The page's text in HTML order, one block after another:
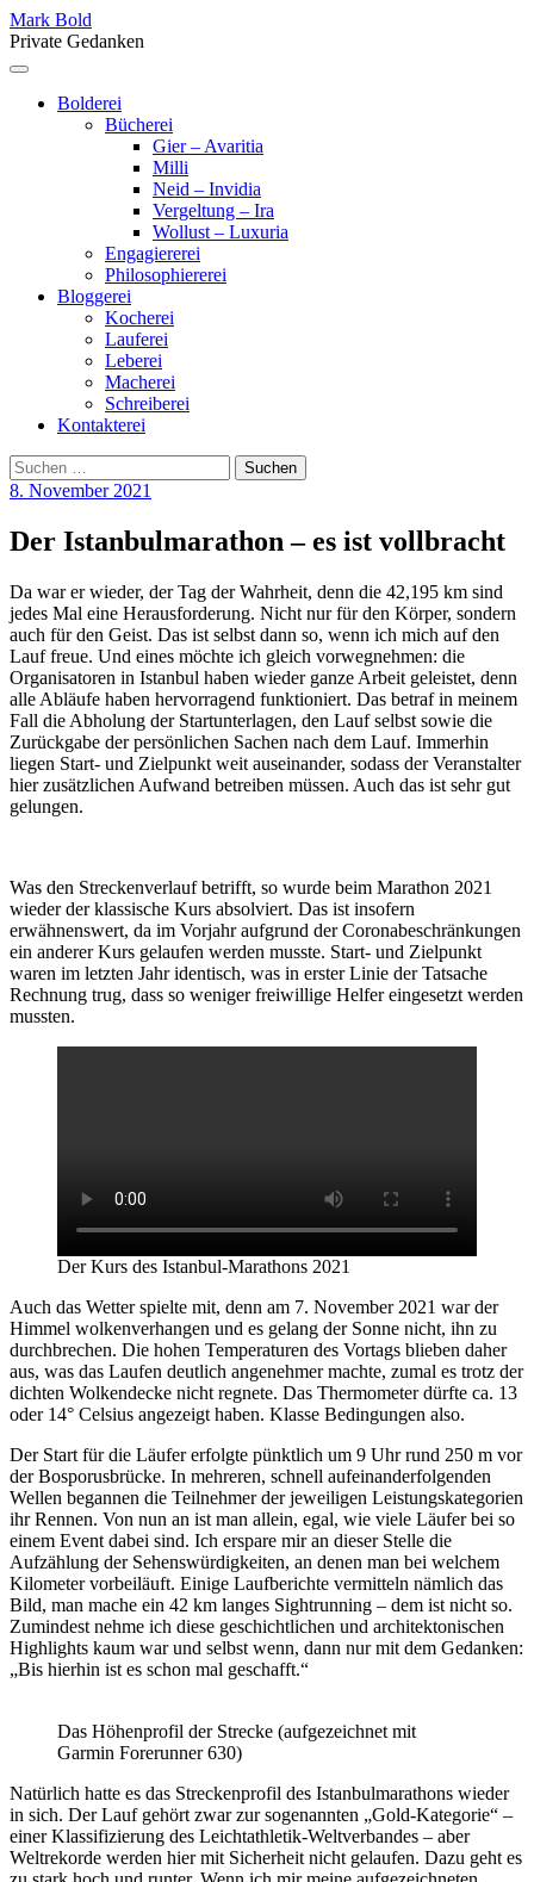
Skip
to
content
Mark Bold
Private Gedanken
Menu
Bolderei
Bücherei
Gier – Avaritia
Milli
Neid – Invidia
Vergeltung – Ira
Wollust – Luxuria
Engagiererei
Philosophiererei
Bloggerei
Kocherei
Lauferei
Leberei
Macherei
Schreiberei
Kontakterei
Suchen
nach:
8. November 2021
Der Istanbulmarathon – es ist vollbracht
Da war er wieder, der Tag der Wahrheit, denn die 42,195 km sind
jedes Mal eine Herausforderung. Nicht nur für den Körper, sondern
auch für den Geist. Das ist selbst dann so, wenn ich mich auf den
Lauf freue. Und eines möchte ich gleich vorwegnehmen: die
Organisatoren in Istanbul haben wieder ganze Arbeit geleistet, denn
alle Abläufe haben hervorragend funktioniert. Das betraf in meinem
Fall die Abholung der Startunterlagen, den Lauf selbst sowie die
Zurückgabe der persönlichen Sachen nach dem Lauf. Immerhin
liegen Start- und Zielpunkt weit auseinander, sodass der Veranstalter
hier zusätzlichen Aufwand betreiben müssen. Auch das ist sehr gut
gelungen.
Was den Streckenverlauf betrifft, so wurde beim Marathon 2021
wieder der klassische Kurs absolviert. Das ist insofern
erwähnenswert, da im Vorjahr aufgrund der Coronabeschränkungen
ein anderer Kurs gelaufen werden musste. Start- und Zielpunkt
waren im letzten Jahr identisch, was in erster Linie der Tatsache
Rechnung trug, dass so weniger freiwillige Helfer eingesetzt werden
mussten.
Der Kurs des Istanbul-Marathons 2021
Auch das Wetter spielte mit, denn am 7. November 2021 war der
Himmel wolkenverhangen und es gelang der Sonne nicht, ihn zu
durchbrechen. Die hohen Temperaturen des Vortags blieben daher
aus, was das Laufen deutlich angenehmer machte, zumal es trotz der
dichten Wolkendecke nicht regnete. Das Thermometer dürfte ca. 13
oder 14° Celsius angezeigt haben. Klasse Bedingungen also.
Der Start für die Läufer erfolgte pünktlich um 9 Uhr rund 250 m vor
der Bosporusbrücke. In mehreren, schnell aufeinanderfolgenden
Wellen begannen die Teilnehmer der jeweiligen Leistungskategorien
ihr Rennen. Von nun an ist man allein, egal, wie viele Läufer bei so
einem Event dabei sind. Ich erspare mir an dieser Stelle die
Aufzählung der Sehenswürdigkeiten, an denen man bei welchem
Kilometer vorbeiläuft. Einige Laufberichte vermitteln nämlich das
Bild, man mache ein 42 km langes Sightrunning – dem ist nicht so.
Zumindest nehme ich diese geschichtlichen und architektonischen
Highlights kaum war und selbst wenn, dann nur mit dem Gedanken:
„Bis hierhin ist es schon mal geschafft.“
Das Höhenprofil der Strecke (aufgezeichnet mit
Garmin Forerunner 630)
Natürlich hatte es das Streckenprofil des Istanbulmarathons wieder
in sich. Der Lauf gehört zwar zur sogenannten „Gold-Kategorie“ –
einer Klassifizierung des Leichtathletik-Weltverbandes – aber
Weltrekorde werden hier mit Sicherheit nicht gelaufen. Dazu geht es